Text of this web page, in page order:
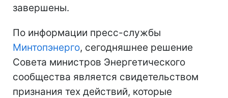
завершены.
По информации пресс-службы
Минтопэнерго, сегодняшнее решение
Совета министров Энергетического
сообщества является свидетельством
признания тех действий, которые